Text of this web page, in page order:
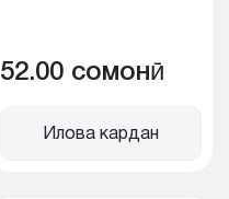
52.00 сомонӣ
Илова кардан